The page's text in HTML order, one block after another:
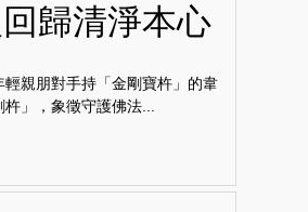
歸清淨本心
親朋對手持「金剛寶杵」的韋
」，象徵守護佛法...